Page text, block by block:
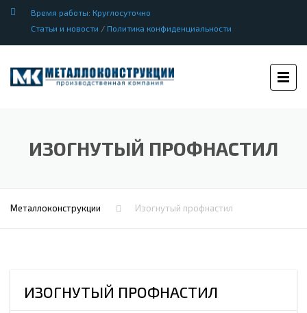
Время работы: Круглосуточно
Статьи и новости / Политика конфиденциальности
ИЗОГНУТЫЙ ПРОФНАСТИЛ
Металлоконструкции Изогнутый профнастил
ИЗОГНУТЫЙ ПРОФНАСТИЛ